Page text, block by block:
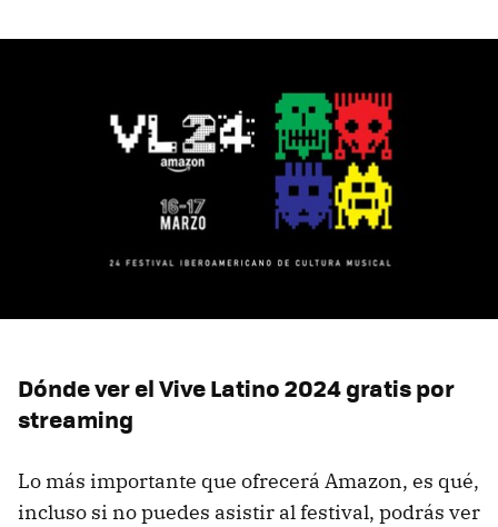
Dónde ver el Vive Latino 2024 gratis por
streaming
Lo más importante que ofrecerá Amazon, es qué,
incluso si no puedes asistir al festival, podrás ver